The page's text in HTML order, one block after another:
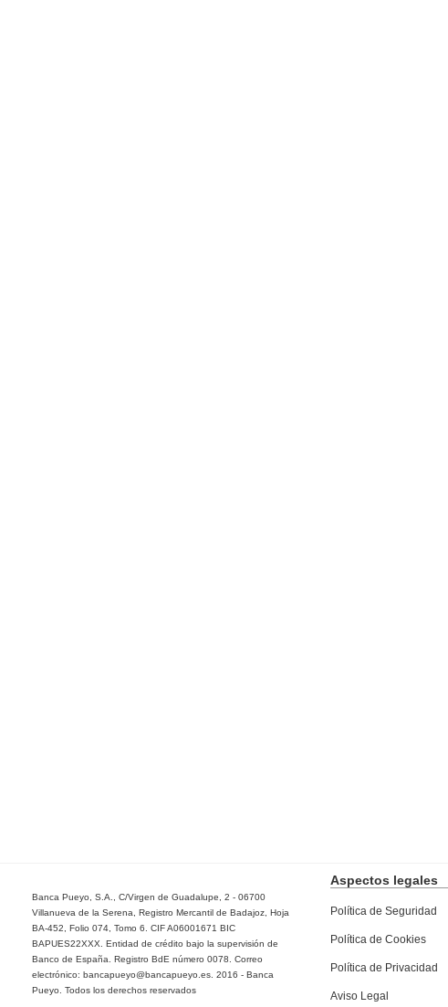
Banca Pueyo, S.A., C/Virgen de Guadalupe, 2 - 06700
Villanueva de la Serena, Registro Mercantil de Badajoz, Hoja
BA-452, Folio 074, Tomo 6. CIF A06001671 BIC
BAPUES22XXX. Entidad de crédito bajo la supervisión de
Banco de España. Registro BdE número 0078. Correo
electrónico: bancapueyo@bancapueyo.es. 2016 - Banca
Pueyo. Todos los derechos reservados
Aspectos legales
Política de Seguridad
Política de Cookies
Política de Privacidad
Aviso Legal